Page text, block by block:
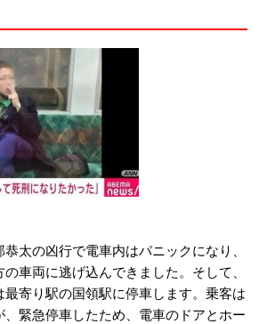
太の凶行で電車内はパニックになり、
車両に逃げ込んできました。そして、
寄り駅の国領駅に停車します。乗客は
、緊急停車したため、電車のドアとホー